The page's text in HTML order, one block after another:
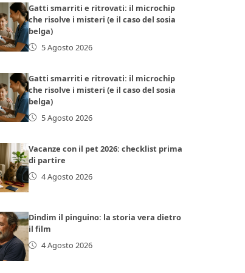
Gatti smarriti e ritrovati: il microchip
che risolve i misteri (e il caso del sosia
belga)
5 Agosto 2026
Gatti smarriti e ritrovati: il microchip
che risolve i misteri (e il caso del sosia
belga)
5 Agosto 2026
Vacanze con il pet 2026: checklist prima
di partire
4 Agosto 2026
Dindim il pinguino: la storia vera dietro
il film
4 Agosto 2026